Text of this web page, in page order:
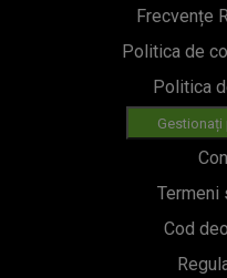
Frecvențe
Politica de
Politica
Gestionați
Termeni
Cod